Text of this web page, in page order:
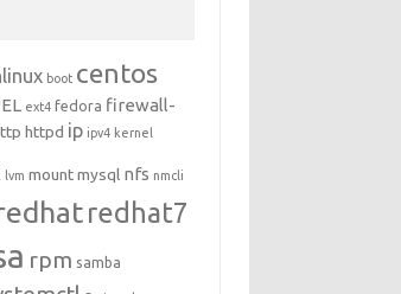
boot centos
ext4 fedora firewall-
httpd ip ipv4 kernel
lvm mount mysql nfs nmcli
redhat7
rpm samba